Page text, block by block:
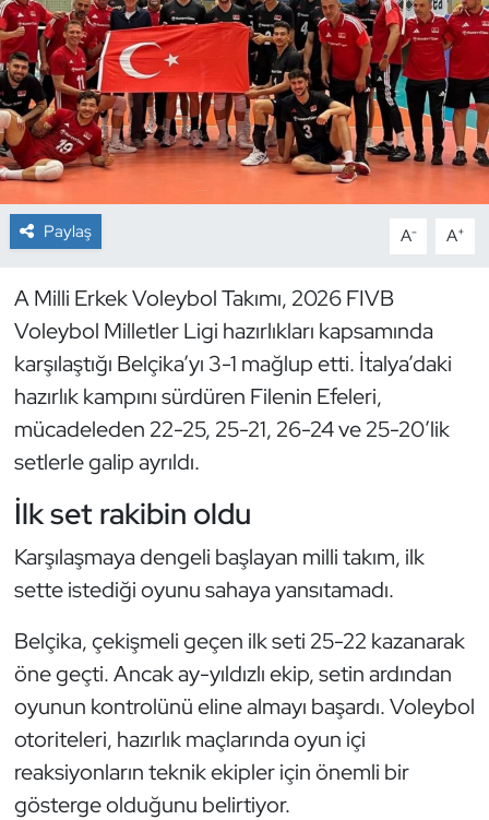
Paylaş A- A+
A Milli Erkek Voleybol Takımı, 2026 FIVB
Voleybol Milletler Ligi hazırlıkları kapsamında
karşılaştığı Belçika’yı 3-1 mağlup etti. İtalya’daki
hazırlık kampını sürdüren Filenin Efeleri,
mücadeleden 22-25, 25-21, 26-24 ve 25-20’lik
setlerle galip ayrıldı.
İlk set rakibin oldu
Karşılaşmaya dengeli başlayan milli takım, ilk
sette istediği oyunu sahaya yansıtamadı.
Belçika, çekişmeli geçen ilk seti 25-22 kazanarak
öne geçti. Ancak ay-yıldızlı ekip, setin ardından
oyunun kontrolünü eline almayı başardı. Voleybol
otoriteleri, hazırlık maçlarında oyun içi
reaksiyonların teknik ekipler için önemli bir
gösterge olduğunu belirtiyor.
Buz Pateni
Çim Hokeyi
Cimnastik
Dağcılık
Dans Sporları
Dövüş Sanatı
E-Spor
Eskrim
Futbol
Futsal
Genel
Golf
Güreş
Halter